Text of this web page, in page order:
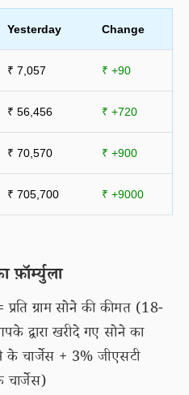
Yesterday Change
₹ 7,057 ₹ +90
₹ 56,456 ₹ +720
₹ 70,570 ₹ +900
₹ 705,700 ₹ +9000
ग्राम सोने की कीमत (18-
द्वारा खरीदे गए सोने का
चार्जेस + 3% जीएसटी